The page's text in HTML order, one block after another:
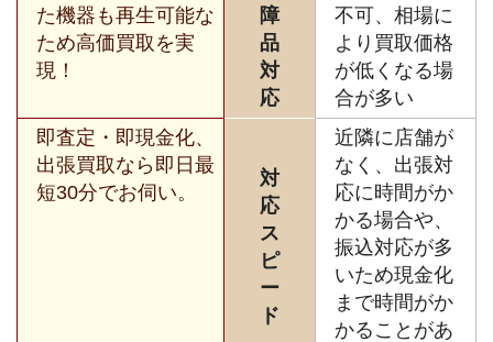
た機器も再生可能な
ため高価買取を実
現！
障
品
対
応
不可、相場に
より買取価格
が低くなる場
合が多い
即査定・即現金化、
出張買取なら即日最
短30分でお伺い。
対
応
ス
ピ
ー
ド
近隣に店舗が
なく、出張対
応に時間がか
かる場合や、
振込対応が多
いため現金化
まで時間がか
かることがあ